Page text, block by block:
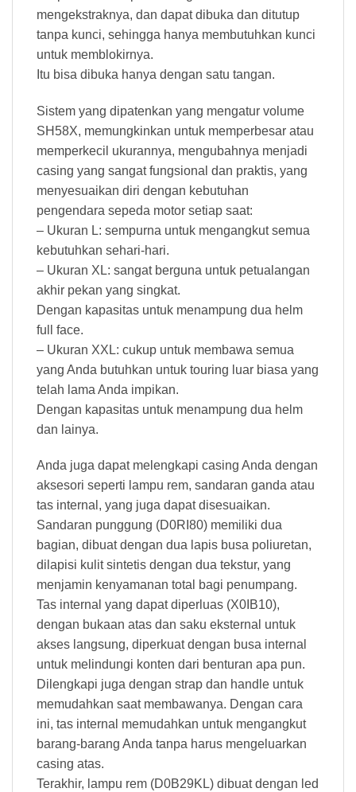
mengekstraknya, dan dapat dibuka dan ditutup
tanpa kunci, sehingga hanya membutuhkan kunci
untuk memblokirnya.
Itu bisa dibuka hanya dengan satu tangan.
Sistem yang dipatenkan yang mengatur volume
SH58X, memungkinkan untuk memperbesar atau
memperkecil ukurannya, mengubahnya menjadi
casing yang sangat fungsional dan praktis, yang
menyesuaikan diri dengan kebutuhan
pengendara sepeda motor setiap saat:
– Ukuran L: sempurna untuk mengangkut semua
kebutuhkan sehari-hari.
– Ukuran XL: sangat berguna untuk petualangan
akhir pekan yang singkat.
Dengan kapasitas untuk menampung dua helm
full face.
– Ukuran XXL: cukup untuk membawa semua
yang Anda butuhkan untuk touring luar biasa yang
telah lama Anda impikan.
Dengan kapasitas untuk menampung dua helm
dan lainya.
Anda juga dapat melengkapi casing Anda dengan
aksesori seperti lampu rem, sandaran ganda atau
tas internal, yang juga dapat disesuaikan.
Sandaran punggung (D0RI80) memiliki dua
bagian, dibuat dengan dua lapis busa poliuretan,
dilapisi kulit sintetis dengan dua tekstur, yang
menjamin kenyamanan total bagi penumpang.
Tas internal yang dapat diperluas (X0IB10),
dengan bukaan atas dan saku eksternal untuk
akses langsung, diperkuat dengan busa internal
untuk melindungi konten dari benturan apa pun.
Dilengkapi juga dengan strap dan handle untuk
memudahkan saat membawanya. Dengan cara
ini, tas internal memudahkan untuk mengangkut
barang-barang Anda tanpa harus mengeluarkan
casing atas.
Terakhir, lampu rem (D0B29KL) dibuat dengan led